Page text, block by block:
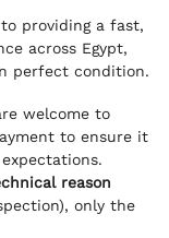
providing a fast,
across Egypt,
perfect condition.
welcome to
to ensure it
reason
only the